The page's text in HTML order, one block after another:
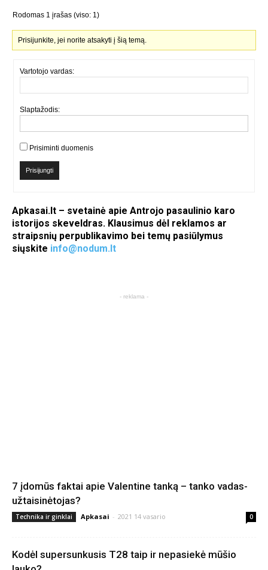
Rodomas 1 įrašas (viso: 1)
Prisijunkite, jei norite atsakyti į šią temą.
Vartotojo vardas:
Slaptažodis:
Prisiminti duomenis
Prisijungti
Apkasai.lt – svetainė apie Antrojo pasaulinio karo
istorijos skeveldras. Klausimus dėl reklamos ar
straipsnių perpublikavimo bei temų pasiūlymus
siųskite info@nodum.lt
- reklama -
7 įdomūs faktai apie Valentine tanką – tanko vadas-
užtaisinėtojas?
Technika ir ginklai Apkasai - 2021 14 vasario 0
Kodėl supersunkusis T28 taip ir nepasiekė mūšio